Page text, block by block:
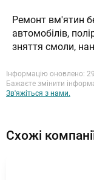
Ремонт вм'ятин
автомобілів,
зняття смоли,
Інформацію оновлено:
Бажаєте змінити
Зв'яжіться з нами.
Схожі